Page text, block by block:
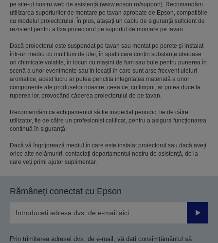
pe site-ul nostru web de asistență (www.epson.ro/support). Recomandăm
utilizarea suporturilor de montare pe tavan aprobate de Epson, compatibile
cu modelul proiectorului. În plus, atașați un cablu de siguranță suficient de
rezistent pentru a fixa proiectorul pe suportul de montare pe tavan.
Dacă proiectorul este suspendat pe tavan sau montat pe perete și instalat
într-un mediu cu mult fum de ulei, în spații care conțin substanțe uleioase
ori chimicale volatile, în locuri cu mașini de fum sau bule pentru punerea în
scenă a unor evenimente sau în locații în care sunt arse frecvent uleiuri
aromatice, acest lucru ar putea periclita integritatea materială a unor
componente ale produselor noastre, ceea ce, cu timpul, ar putea duce la
ruperea lor, provocând căderea proiectorului de pe tavan.
Recomandăm ca echipamentul să fie inspectat periodic, fie de către
utilizator, fie de către un profesionist calificat, pentru a asigura funcționarea
continuă în siguranță.
Dacă vă îngrijorează mediul în care este instalat proiectorul sau dacă aveți
orice alte nelămuriri, contactați departamentul nostru de asistență, de la
care veți primi ajutor suplimentar.
Rămâneți conectat cu Epson
Prin trimiterea adresei dvs. de e-mail, vă dați consimțământul să